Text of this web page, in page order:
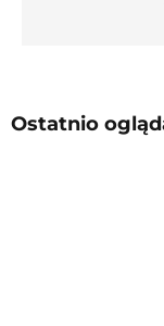
Ostatnio